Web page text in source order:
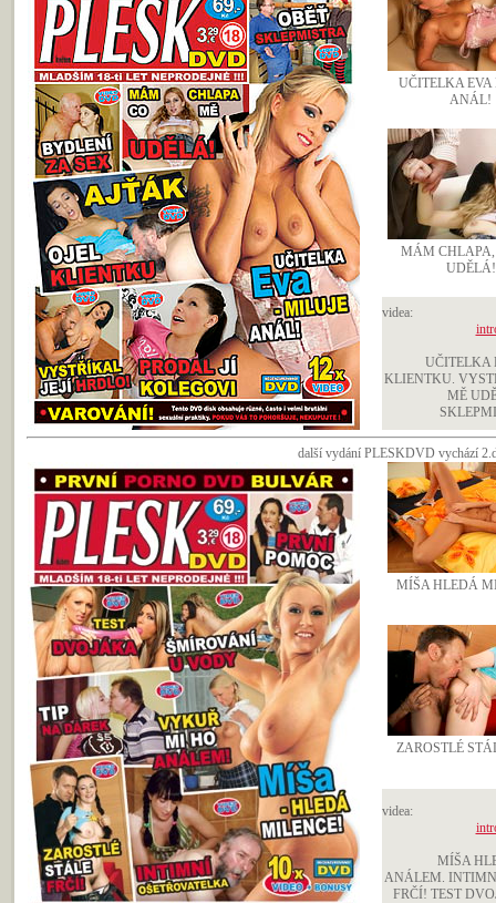
UČITELKA EVA
ANÁL!
MÁM CHLAPA,
UDĚLÁ!
videa:
UČITELKA
KLIENTKU.
MĚ
další vydání PLESKDVD vychází
MÍŠA HLEDÁ
ZAROSTLÉ
videa:
MÍŠA
ANÁLEM.
FRČÍ! TEST